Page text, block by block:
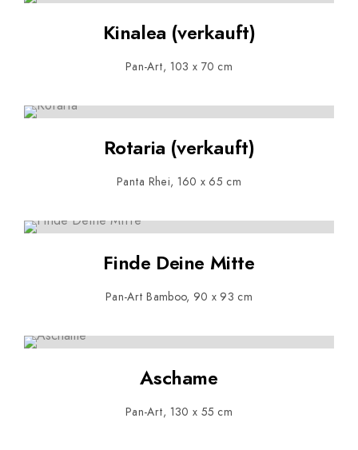
Kinalea (verkauft)
Pan-Art, 103 x 70 cm
Rotaria (verkauft)
Panta Rhei, 160 x 65 cm
Finde Deine Mitte
Pan-Art Bamboo, 90 x 93 cm
Aschame
Pan-Art, 130 x 55 cm